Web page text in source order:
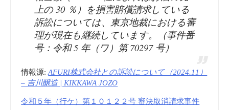
上の 30 ％）を損害賠償請求している
訴訟については、東京地裁における審
理が現在も継続しています。（事件番
号：令和 5 年（ワ）第 70297 号）
情報源:AFURI株式会社との訴訟について（2024.11）
– 吉川醸造 | KIKKAWA JOZO
令和５年（行ケ）第１０１２２号 審決取消請求事件